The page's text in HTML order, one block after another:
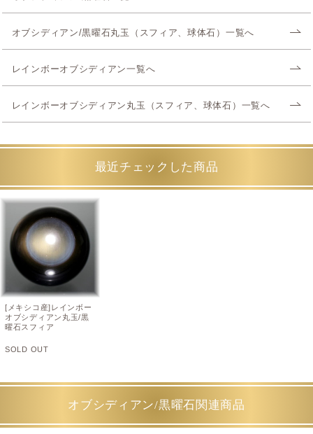
オブシディアン/黒曜石丸玉（スフィア、球体石）一覧へ
レインボーオブシディアン一覧へ
レインボーオブシディアン丸玉（スフィア、球体石）一覧へ
最近チェックした商品
[メキシコ産]レインボー
オブシディアン丸玉/黒
曜石スフィア
SOLD OUT
オブシディアン/黒曜石関連商品